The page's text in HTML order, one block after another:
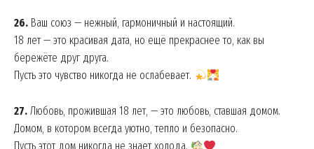
26. Ваш союз — нежный, гармоничный и настоящий.
18 лет — это красивая дата, но ещё прекраснее то, как вы
бережёте друг друга.
Пусть это чувство никогда не ослабевает.
27. Любовь, прожившая 18 лет, — это любовь, ставшая домом.
Домом, в котором всегда уютно, тепло и безопасно.
Пусть этот дом никогда не знает холода.